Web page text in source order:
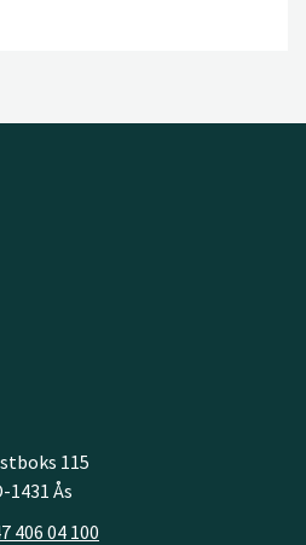
115
1431 Ås
406 04 100